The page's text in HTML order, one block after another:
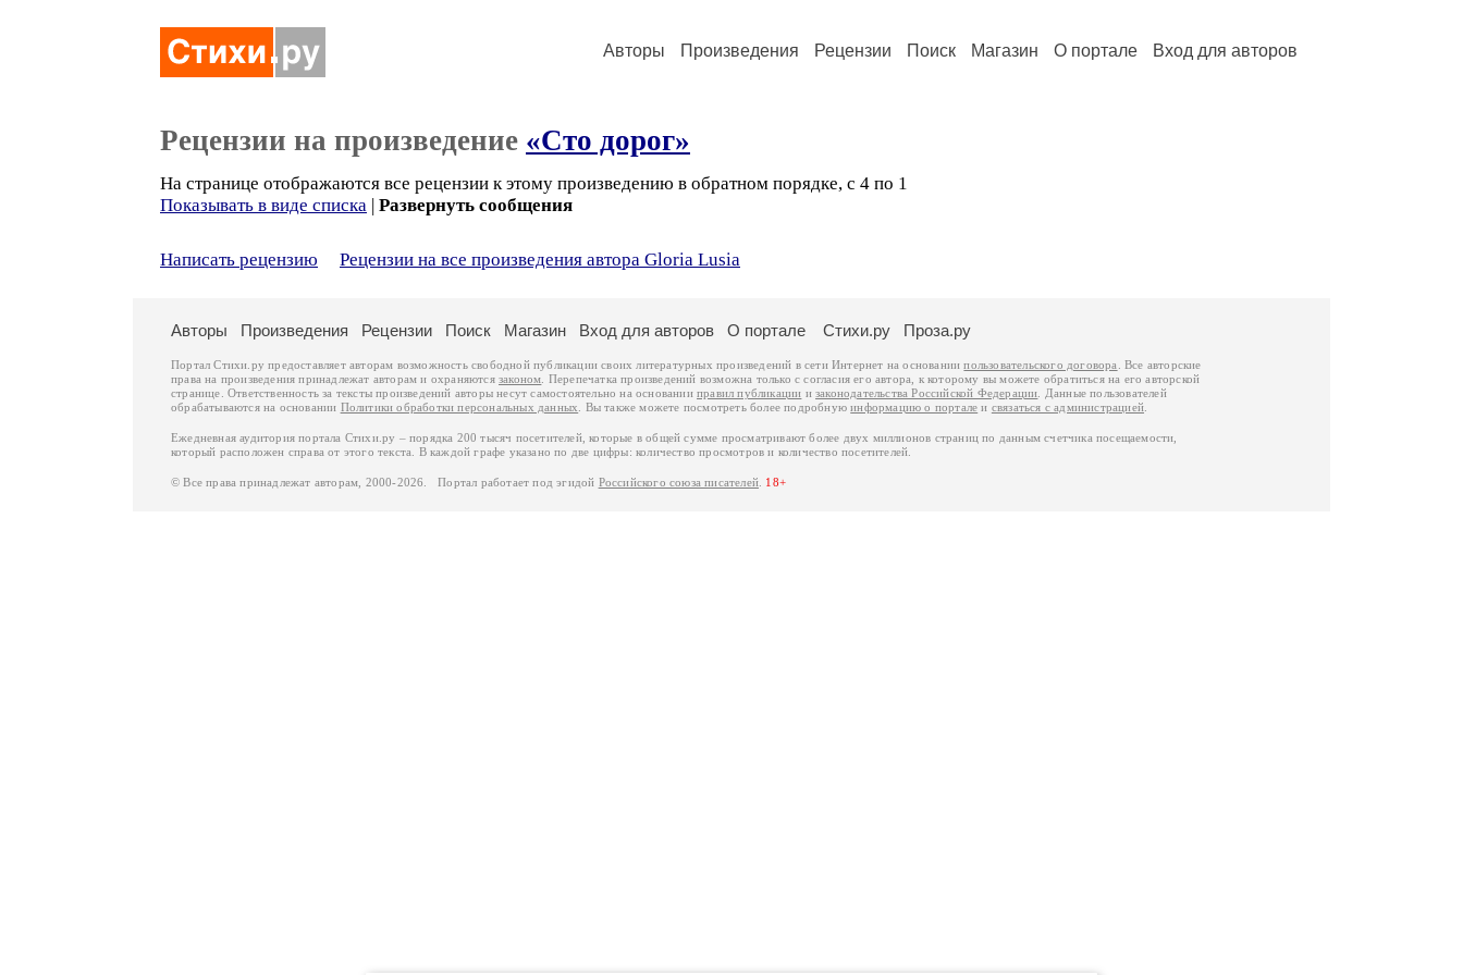
Авторы Произведения Рецензии Поиск Магазин О портале Вход для авторов
Рецензии на произведение «Сто дорог»
На странице отображаются все рецензии к этому произведению в обратном порядке, с 4 по 1
Показывать в виде списка | Развернуть сообщения
Написать рецензию Рецензии на все произведения автора Gloria Lusia
Авторы Произведения Рецензии Поиск Магазин Вход для авторов О портале Стихи.ру Проза.ру
Портал Стихи.ру предоставляет авторам возможность свободной публикации своих литературных произведений в сети Интернет на основаниипользовательского договора
. Все авторские
права на произведения принадлежат авторам и охраняются законом . Перепечатка произведений возможна только с согласия его автора, к которому вы можете обратиться на его авторской
странице. Ответственность за тексты произведений авторы несут самостоятельно на основанииправил публикации изаконодательства Российской Федерации . Данные пользователей
обрабатываются на основании Политики обработки персональных данных . Вы также можете посмотреть более подробнуюинформацию о портале и связаться с администрацией
Ежедневная аудитория портала Стихи.ру – порядка 200 тысяч посетителей, которые в общей сумме просматривают более двух миллионов страниц по данным счетчика посещаемости,
который расположен справа от этого текста. В каждой графе указано по две цифры: количество просмотров и количество посетителей.
© Все права принадлежат авторам, 2000-2026. Портал работает под эгидой Российского союза писателей 18+